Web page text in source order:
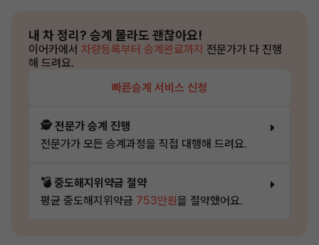
내 차 정리? 승계 몰라도 괜찮아요!
이어카에서 차량등록부터 승계완료까지 전문가가 다 진행
해 드려요.
빠른승계 서비스 신청
🕵️ 전문가 승계 진행
전문가가 모든 승계과정을 직접 대행해 드려요.
💣 중도해지위약금 절약
평균 중도해지위약금 753만원을 절약했어요.